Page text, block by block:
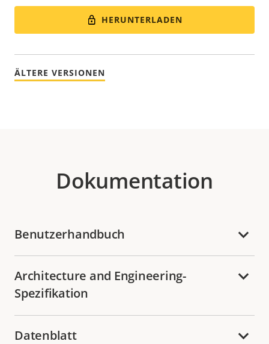
HERUNTERLADEN
ÄLTERE VERSIONEN
Dokumentation
Benutzerhandbuch
Architecture and Engineering-
Spezifikation
Datenblatt